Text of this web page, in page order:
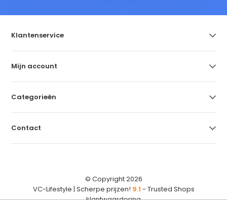
Klantenservice
Mijn account
Categorieën
Contact
© Copyright 2026
VC-Lifestyle | Scherpe prijzen! 9.1 - Trusted Shops